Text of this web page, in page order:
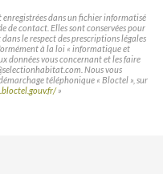
dans un fichier informatisé
de contact. Elles sont conservées pour
le respect des prescriptions légales
à la loi « informatique et
données vous concernant et les faire
Nous vous
téléphonique « Bloctel », sur
»